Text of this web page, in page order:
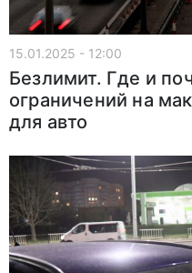
15.01.2025 - 12:00
Безлимит. Где и
ограничений на
для авто